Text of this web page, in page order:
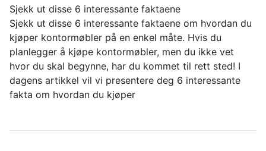
Sjekk ut disse 6 interessante faktaene
Sjekk ut disse 6 interessante faktaene om hvordan du
kjøper kontormøbler på en enkel måte. Hvis du
planlegger å kjøpe kontormøbler, men du ikke vet
hvor du skal begynne, har du kommet til rett sted! I
dagens artikkel vil vi presentere deg 6 interessante
fakta om hvordan du kjøper